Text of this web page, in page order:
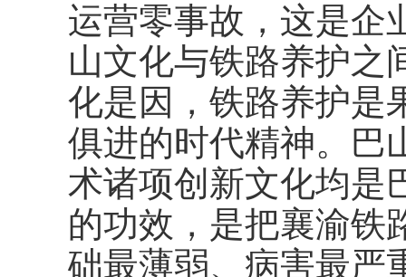
运营零事故，这是企
山文化与铁路养护之
化是因，铁路养护是
俱进的时代精神。巴
术诸项创新文化均是
的功效，是把襄渝铁
础最薄弱、病害最严